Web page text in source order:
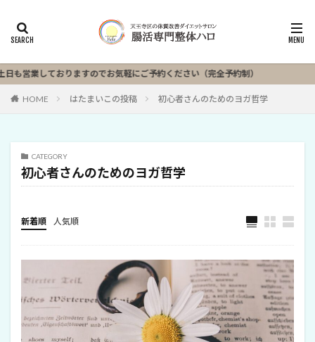
業しておりますのでお気軽にご予約ください（完全予約制）
HOME はたまいこの投稿 初心者さんのためのヨガ哲学
CATEGORY
初心者さんのためのヨガ哲学
新着順 人気順